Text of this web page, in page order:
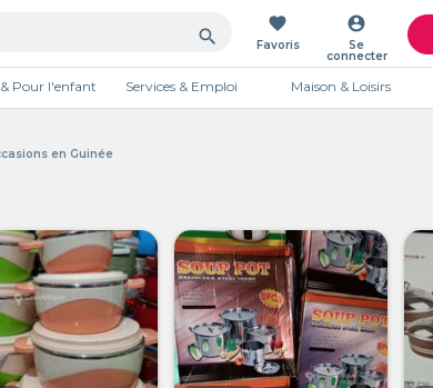
search
favorite
Favoris
account_circle
Se
connecter
Pour l'enfant Services & Emploi Maison & Loisirs
en Guinée